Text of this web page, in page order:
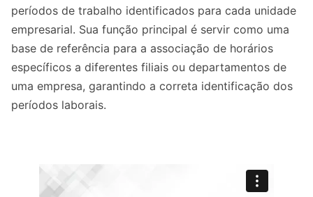
períodos de trabalho identificados para cada unidade
empresarial. Sua função principal é servir como uma
base de referência para a associação de horários
específicos a diferentes filiais ou departamentos de
uma empresa, garantindo a correta identificação dos
períodos laborais.